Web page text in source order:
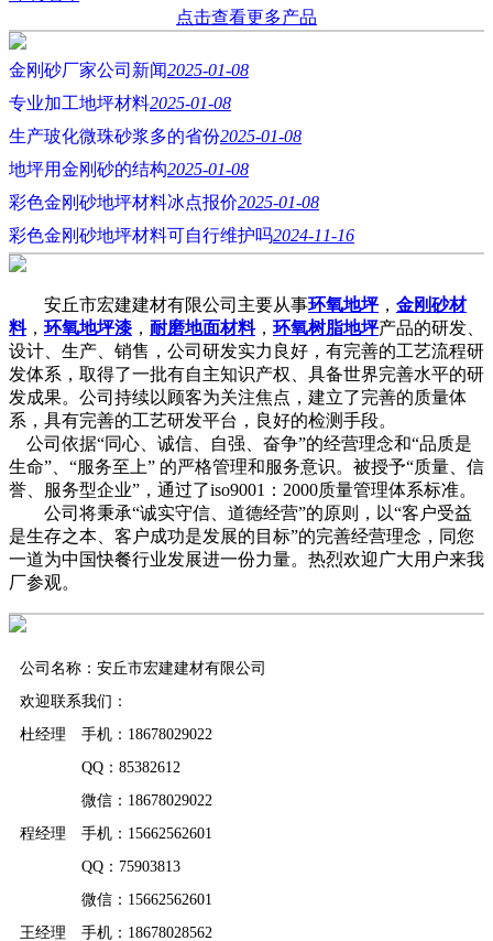
点击查看更多产品
金刚砂厂家公司新闻2025-01-08
专业加工地坪材料2025-01-08
生产玻化微珠砂浆多的省份2025-01-08
地坪用金刚砂的结构2025-01-08
彩色金刚砂地坪材料冰点报价2025-01-08
彩色金刚砂地坪材料可自行维护吗2024-11-16
安丘市宏建建材有限公司主要从事环氧地坪， 金刚砂材
料， 环氧地坪漆 ， 耐磨地面材料， 环氧树脂地坪产品的研发、
设计、生产、销售，公司研发实力良好，有完善的工艺流程研
发体系，取得了一批有自主知识产权、具备世界完善水平的研
发成果。公司持续以顾客为关注焦点，建立了完善的质量体
系，具有完善的工艺研发平台，良好的检测手段。
公司依据“同心、诚信、自强、奋争”的经营理念和“品质是
生命”、“服务至上” 的严格管理和服务意识。被授予“质量、信
誉、服务型企业”，通过了iso9001：2000质量管理体系标准。
公司将秉承“诚实守信、道德经营”的原则，以“客户受益
是生存之本、客户成功是发展的目标”的完善经营理念，同您
一道为中国快餐行业发展进一份力量。热烈欢迎广大用户来我
厂参观。
公司名称：安丘市宏建建材有限公司
欢迎联系我们：
杜经理 手机：18678029022
QQ：85382612
微信：18678029022
程经理 手机：15662562601
QQ：75903813
微信：15662562601
王经理 手机：18678028562